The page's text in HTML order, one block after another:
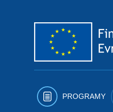
PROGRAMY